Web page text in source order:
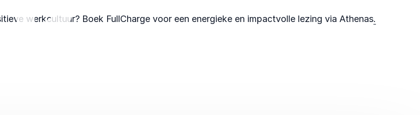
werkcultuur? Boek FullCharge voor een energieke en impactvolle lezing via Athenas.